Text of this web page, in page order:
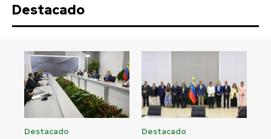
Destacado
Destacado Destacado